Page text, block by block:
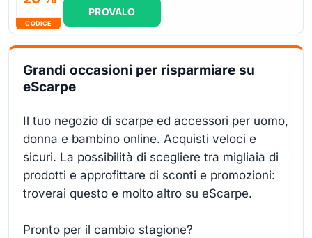
CODICE
PROVALO
Grandi occasioni per risparmiare su
eScarpe
Il tuo negozio di scarpe ed accessori per uomo,
donna e bambino online. Acquisti veloci e
sicuri. La possibilità di scegliere tra migliaia di
prodotti e approfittare di sconti e promozioni:
troverai questo e molto altro su eScarpe.
Pronto per il cambio stagione?